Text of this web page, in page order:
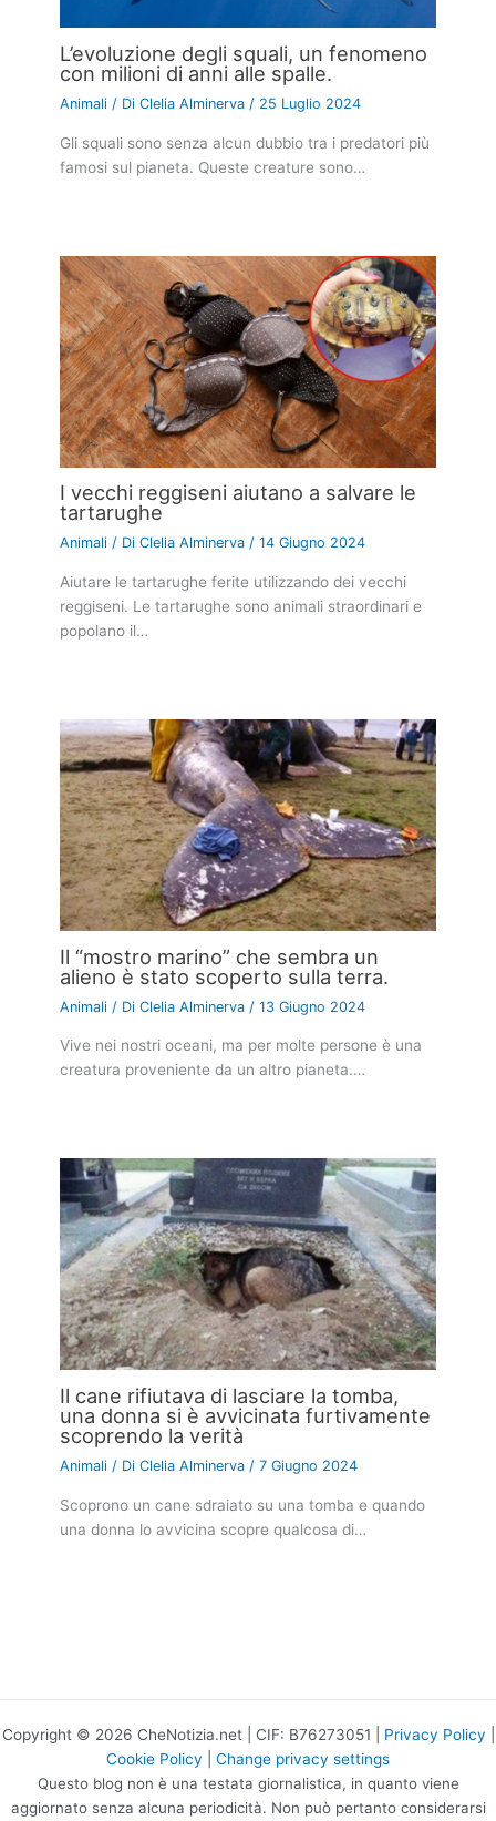
L’evoluzione degli squali, un fenomeno
con milioni di anni alle spalle.
Animali / DiClelia Alminerva/ 25 Luglio 2024
Gli squali sono senza alcun dubbio tra i predatori più
famosi sul pianeta. Queste creature sono…
I vecchi reggiseni aiutano a salvare le
tartarughe
Animali / DiClelia Alminerva/14 Giugno 2024
Aiutare le tartarughe ferite utilizzando dei vecchi
reggiseni. Le tartarughe sono animali straordinari e
popolano il…
Il “mostro marino” che sembra un
alieno è stato scoperto sulla terra.
Animali / DiClelia Alminerva /13 Giugno 2024
Vive nei nostri oceani, ma per molte persone è una
creatura proveniente da un altro pianeta.…
Il cane rifiutava di lasciare la tomba,
una donna si è avvicinata furtivamente
scoprendo la verità
Animali / DiClelia Alminerva/7 Giugno 2024
Scoprono un cane sdraiato su una tomba e quando
una donna lo avvicina scopre qualcosa di…
Copyright © 2026 CheNotizia.net | CIF: B76273051 | Privacy Policy
Cookie Policy
Change privacy settings
Questo blog non è una testata giornalistica, in quanto viene
aggiornato senza alcuna periodicità. Non può pertanto considerarsi